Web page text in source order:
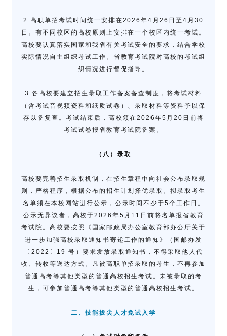
2.高职单招考试时间统一安排在2026年4月26日至4月30
日。有不同校区的高校原则上安排在一个校区内统一考试。
高校要认真落实国家和我省有关考试安全的要求，结合学校
实际情况自主组织考试工作。省教育考试院对高校的考试组
织情况进行督促指导。
3.各高校要建立招生录取工作备案备查制度，将考试材料
（含考试音视频资料和纸质试卷）、录取材料等资料予以保
存以备复查。考试结束后，高校须在2026年5月20日前将
考试试卷报省教育考试院备案。
（八）录取
高校要完善招生录取机制，在招生章程中向社会公布录取规
则，严格程序，根据公布的招生计划择优录取。拟录取考生
名单须在本校网站进行公示，公示时间不少于5个工作日。
公示无异议者，高校于2026年5月11日前将名单报省教育
考试院。高校要按照《国家邮政局办公室教育部办公厅关于
进一步加强高校录取通知书寄递工作的通知》（国邮办发
〔2022〕19 号）要求发放录取通知书，不得采取他人代
收、转收等送达方式。凡被高职单招录取的考生，不再参加
普通高考等其他类型的普通高校招生考试。未被录取的考
生，可参加普通高考等其他类型的普通高校招生考试。
二、技能拔尖人才免试入学